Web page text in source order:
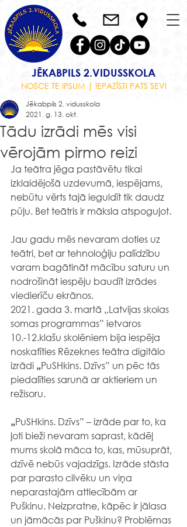
JĒKABPILS 2.VIDUSSKOLA
NOSCE TE IPSUM | IEPAZĪSTI PATS SEVI
Tādu izrādi mēs visi
vērojām pirmo reizi
Jēkabpils 2. vidusskola
2021. g. 13. okt.
Ja teātra jēga pastāvētu tikai
izklaidējošā uzdevumā, iespējams,
nebūtu vērts tajā ieguldīt tik daudz
pūļu. Bet teātris ir māksla atspoguļot.
Jau gadu mēs nevaram doties uz
teātri, bet ar tehnoloģiju palīdzību
varam bagātināt mācību saturu un
nodrošināt iespēju baudīt izrādes
viedierīču ekrānos.
2021. gada 3. martā „Latvijas skolas
somas programmas” ietvaros
10.-12.klašu skolēniem bija iespēja
noskatīties Rēzeknes teātra digitālo
izrādi „PuSHkins. Dzīvs” un pēc tās
piedalīties sarunā ar aktieriem un
režisoru.
„PuSHkins. Dzīvs” – izrāde par to, ka
ļoti bieži nevaram saprast, kādēļ
mums skolā māca to, kas, mūsuprāt,
dzīvē nebūs vajadzīgs. Izrāde stāsta
par parasto cilvēku un viņa
neparastajām attiecībām ar
Puškinu. Neizpratne, kāpēc ir jālasa
un jāmācās par Puškinu? Problēmas